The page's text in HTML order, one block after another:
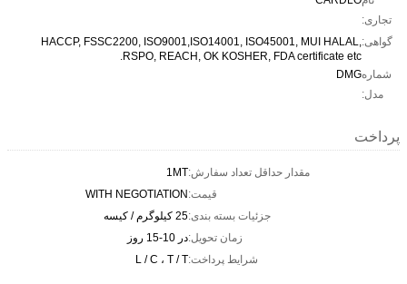
تجاری:
گواهی:HACCP, FSSC2200, ISO9001,ISO14001, ISO45001, MUI HALAL,
RSPO, REACH, OK KOSHER, FDA certificate etc.
شماره
مدل:
DMG
پرداخت
مقدار حداقل تعداد سفارش:1MT
قیمت:WITH NEGOTIATION
جزئیات بسته بندی:25 کیلوگرم / کیسه
زمان تحویل:در 10-15 روز
شرایط پرداخت:L / C ، T / T